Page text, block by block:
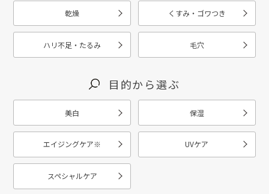
乾燥 くすみ・ゴワつき
ハリ不足・たるみ 毛穴
目的から選ぶ
美白 保湿
エイジングケア※ UVケア
スペシャルケア